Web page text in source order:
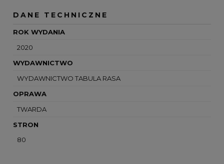
DANE TECHNICZNE
ROK WYDANIA
2020
WYDAWNICTWO
WYDAWNICTWO TABULA RASA
OPRAWA
TWARDA
STRON
80